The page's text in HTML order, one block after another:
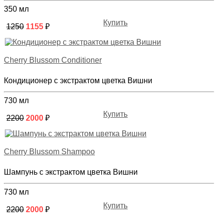
350 мл
1250 1155 ₽ Купить
Cherry Blussom Conditioner
Кондиционер с экстрактом цветка Вишни
730 мл
2200 2000 ₽ Купить
Cherry Blussom Shampoo
Шампунь с экстрактом цветка Вишни
730 мл
2200 2000 ₽ Купить